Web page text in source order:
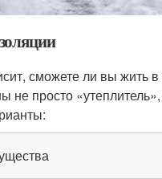
сможете ли вы жить
просто